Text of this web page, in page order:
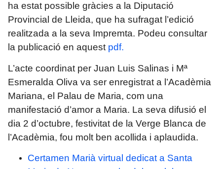
ha estat possible gràcies a la Diputació
Provincial de Lleida, que ha sufragat l’edició
realitzada a la seva Impremta. Podeu consultar
la publicació en aquest pdf.
L’acte coordinat per Juan Luis Salinas i Mª
Esmeralda Oliva va ser enregistrat a l’Acadèmia
Mariana, el Palau de Maria, com una
manifestació d’amor a Maria. La seva difusió el
dia 2 d’octubre, festivitat de la Verge Blanca de
l’Acadèmia, fou molt ben acollida i aplaudida.
Certamen Marià virtual dedicat a Santa